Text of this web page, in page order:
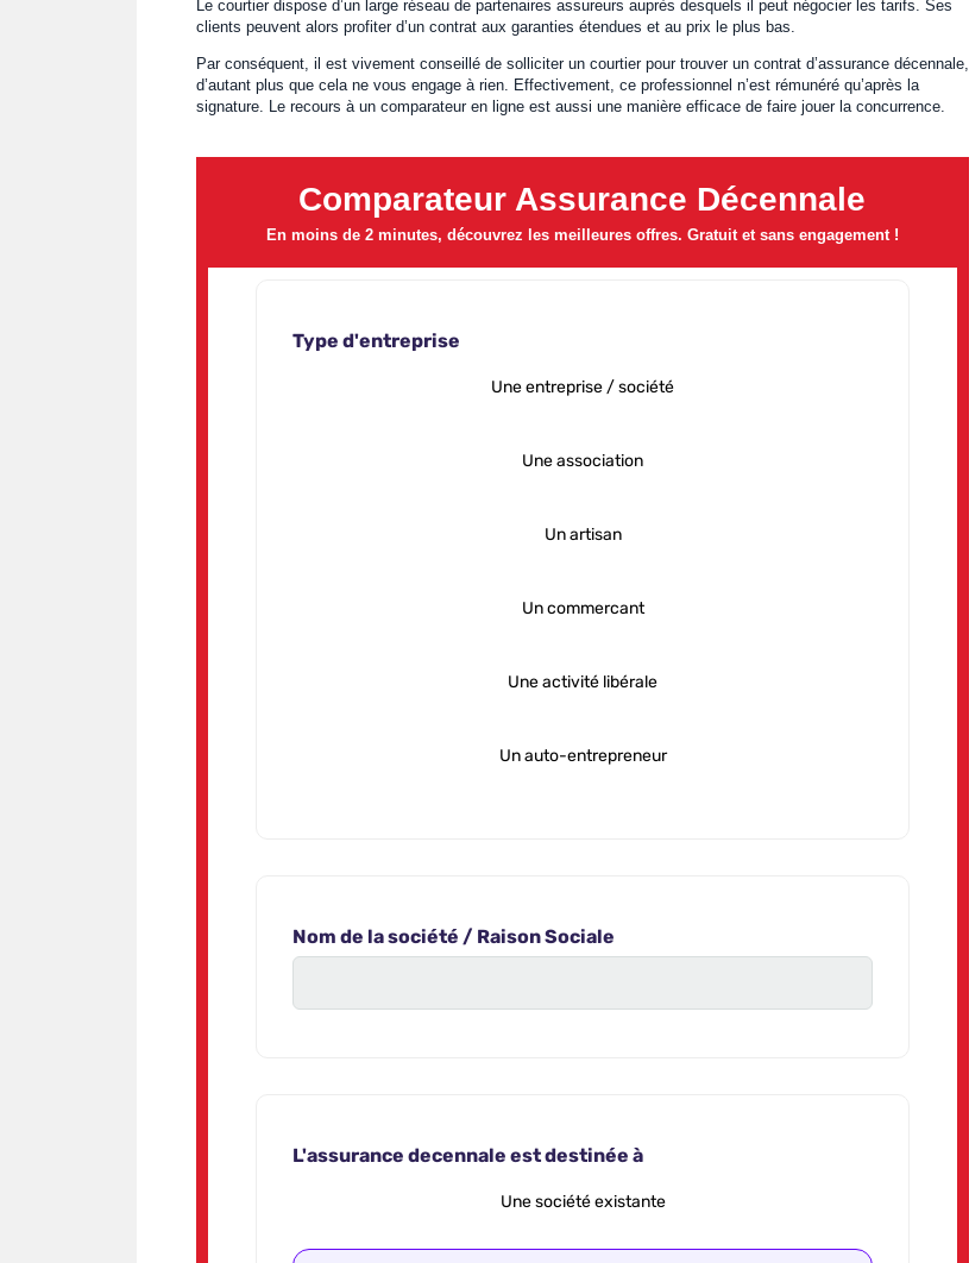
Le courtier dispose d’un large réseau de partenaires assureurs auprès desquels il peut négocier les tarifs. Ses
clients peuvent alors profiter d’un contrat aux garanties étendues et au prix le plus bas.
Par conséquent, il est vivement conseillé de solliciter un courtier pour trouver un contrat d’assurance décennale,
d’autant plus que cela ne vous engage à rien. Effectivement, ce professionnel n’est rémunéré qu’après la
signature. Le recours à un comparateur en ligne est aussi une manière efficace de faire jouer la concurrence.
Comparateur Assurance Décennale
En moins de 2 minutes, découvrez les meilleures offres. Gratuit et sans engagement !